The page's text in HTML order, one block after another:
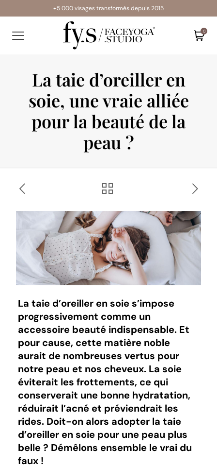
+5 000 visages transformés depuis 2015
0
La taie d’oreiller en
soie, une vraie alliée
pour la beauté de la
peau ?
La taie d’oreiller en soie s’impose
progressivement comme un
accessoire beauté indispensable. Et
pour cause, cette matière noble
aurait de nombreuses vertus pour
notre peau et nos cheveux. La soie
éviterait les frottements, ce qui
conserverait une bonne hydratation,
réduirait l’acné et préviendrait les
rides. Doit-on alors adopter la taie
d’oreiller en soie pour une peau plus
belle ? Démêlons ensemble le vrai du
faux !